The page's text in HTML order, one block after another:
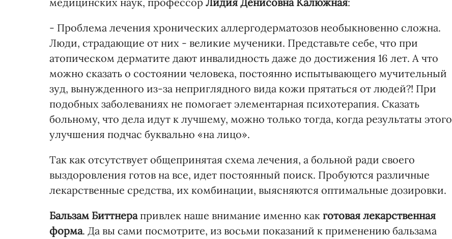
- Проблема лечения хронических аллергодерматозов необыкновенно сложна.
Люди, страдающие от них - великие мученики. Представьте себе, что при
атопическом дерматите дают инвалидность даже до достижения 16 лет. А что
можно сказать о состоянии человека, постоянно испытывающего мучительный
зуд, вынужденного из-за неприглядного вида кожи прятаться от людей?! При
подобных заболеваниях не помогает элементарная психотерапия. Сказать
больному, что дела идут к лучшему, можно только тогда, когда результаты этого
улучшения подчас буквально «на лицо».
Так как отсутствует общепринятая схема лечения, а больной ради своего
выздоровления готов на все, идет постоянный поиск. Пробуются различные
лекарственные средства, их комбинации, выясняются оптимальные дозировки.
Бальзам Биттнерапривлек наше внимание именно как готовая лекарственная
форма. Да вы сами посмотрите, из восьми показаний к применению бальзама